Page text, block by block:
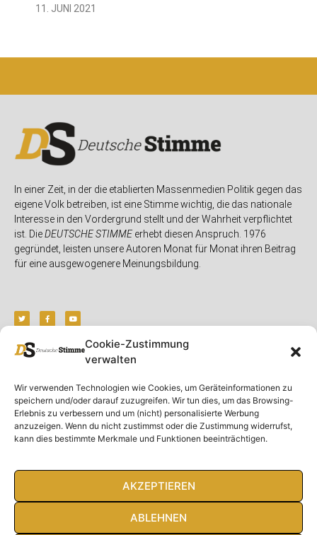
Cookie-Zustimmung
verwalten
Wir verwenden Technologien wie Cookies, um Geräteinformationen zu
speichern und/oder darauf zuzugreifen. Wir tun dies, um das Browsing-
Erlebnis zu verbessern und um (nicht) personalisierte Werbung
anzuzeigen. Wenn du nicht zustimmst oder die Zustimmung widerrufst,
kann dies bestimmte Merkmale und Funktionen beeinträchtigen.
AKZEPTIEREN
ABLEHNEN
11. JUNI 2021
In einer Zeit, in der die etablierten Massenmedien Politik gegen das
eigene Volk betreiben, ist eine Stimme wichtig, die das nationale
Interesse in den Vordergrund stellt und der Wahrheit verpflichtet
ist. DieDEUTSCHE STIMMEerhebt diesen Anspruch. 1976
gegründet, leisten unsere Autoren Monat für Monat ihren Beitrag
für eine ausgewogenere Meinungsbildung.
Unser Magazin
Spenden
Ausgaben
DS-TV
Rubriken
Deutschland
Ausland
Gespräch
Feuilleton
Rechtliche Hinweise
Impressum
Datenschutzerklärung